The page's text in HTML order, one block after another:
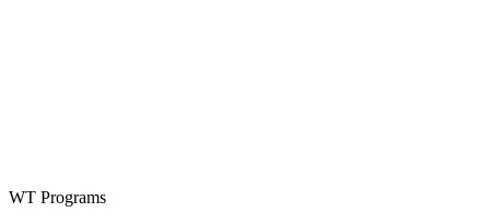
WT Programs